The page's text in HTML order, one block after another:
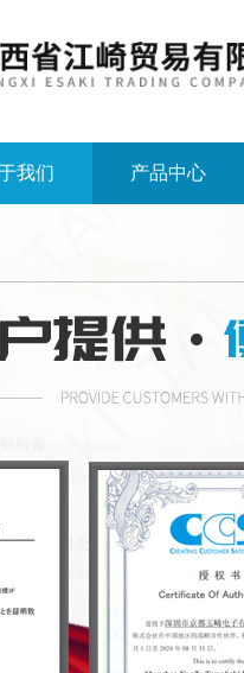
我们 产品中心